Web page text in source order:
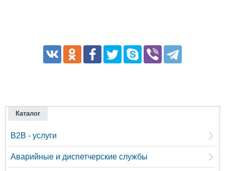
Каталог
B2B - услуги
Аварийные и диспетчерские службы